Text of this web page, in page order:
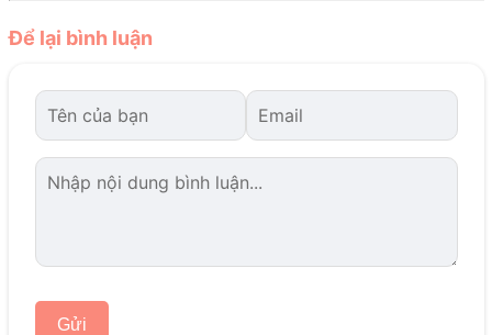
Để lại bình luận
Gửi